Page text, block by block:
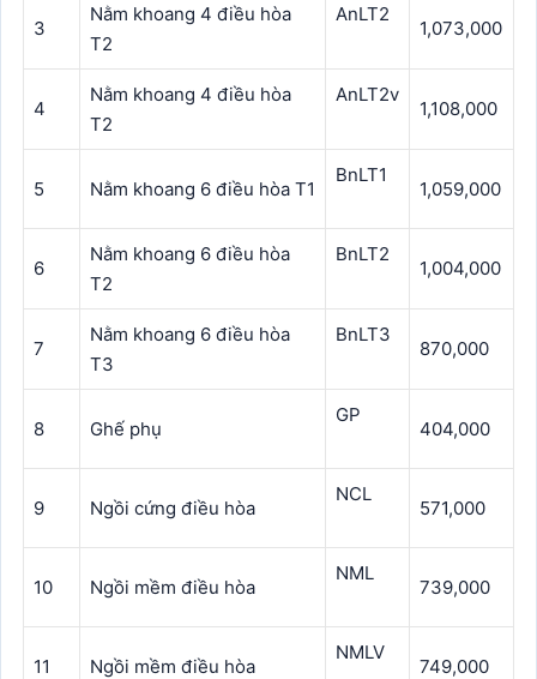
3
Nằm khoang 4 điều hòa
T2
AnLT2
1,073,000
4
Nằm khoang 4 điều hòa
T2
AnLT2v
1,108,000
5 Nằm khoang 6 điều hòa T1
BnLT1
1,059,000
6
Nằm khoang 6 điều hòa
T2
BnLT2
1,004,000
7
Nằm khoang 6 điều hòa
T3
BnLT3
870,000
8 Ghế phụ
GP
404,000
9 Ngồi cứng điều hòa
NCL
571,000
10 Ngồi mềm điều hòa
NML
739,000
11 Ngồi mềm điều hòa
NMLV
749,000